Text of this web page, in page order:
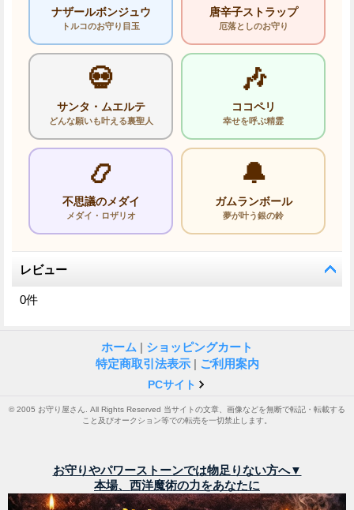
ナザールボンジュウ
トルコのお守り目玉
唐辛子ストラップ
厄落としのお守り
💀
サンタ・ムエルテ
どんな願いも叶える裏聖人
🎶
ココペリ
幸せを呼ぶ精霊
📿
不思議のメダイ
メダイ・ロザリオ
🔔
ガムランボール
夢が叶う銀の鈴
レビュー
0件
ホーム | ショッピングカート
特定商取引法表示 | ご利用案内
PCサイト
© 2005 お守り屋さん. All Rights Reserved 当サイトの文章、画像などを無断で転記・転載する
こと及びオークション等での転売を一切禁止します。
お守りやパワーストーンでは物足りない方へ▼
本場、西洋魔術の力をあなたに